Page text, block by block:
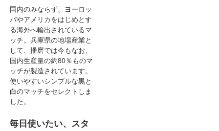
国内のみならず、ヨーロッ
パやアメリカをはじめとす
る海外へ輸出されているマ
ッチ。兵庫県の地場産業と
して、播磨では今もなお、
国内生産量の約80％ものマ
ッチが製造されています。
使いやすいシンプルな黒と
白のマッチをセレクトしま
した。
毎日使いたい、スタ